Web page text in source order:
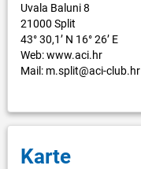
Uvala Baluni 8
21000 Split
43° 30,1’ N 16° 26’ E
Web: www.aci.hr
Mail: m.split@aci-club.hr
Karte